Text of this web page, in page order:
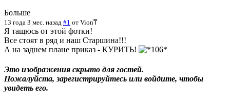
Больше
13 года 3 мес. назад #1 от Vion₸
Я тащюсь от этой фотки!
Все стоят в ряд и наш Старшина!!!
А на заднем плане приказ - КУРИТЬ!
Это изображения скрыто для гостей.
Пожалуйста, зарегистрируйтесь или войдите, чтобы
увидеть его.